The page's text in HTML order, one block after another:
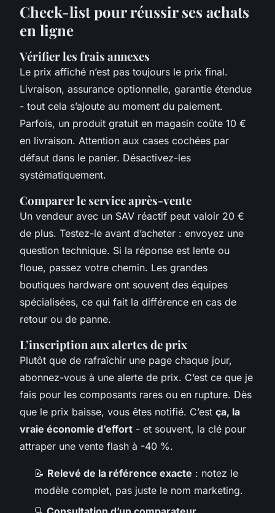
Check-list pour réussir ses achats
en ligne
Vérifier les frais annexes
Le prix affiché n’est pas toujours le prix final.
Livraison, assurance optionnelle, garantie étendue
- tout cela s’ajoute au moment du paiement.
Parfois, un produit gratuit en magasin coûte 10 €
en livraison. Attention aux cases cochées par
défaut dans le panier. Désactivez-les
systématiquement.
Comparer le service après-vente
Un vendeur avec un SAV réactif peut valoir 20 €
de plus. Testez-le avant d’acheter : envoyez une
question technique. Si la réponse est lente ou
floue, passez votre chemin. Les grandes
boutiques hardware ont souvent des équipes
spécialisées, ce qui fait la différence en cas de
retour ou de panne.
L’inscription aux alertes de prix
Plutôt que de rafraîchir une page chaque jour,
abonnez-vous à une alerte de prix. C’est ce que je
fais pour les composants rares ou en rupture. Dès
que le prix baisse, vous êtes notifié. C’est ça, la
vraie économie d’effort - et souvent, la clé pour
attraper une vente flash à -40 %.
📝 Relevé de la référence exacte : notez le
modèle complet, pas juste le nom marketing.